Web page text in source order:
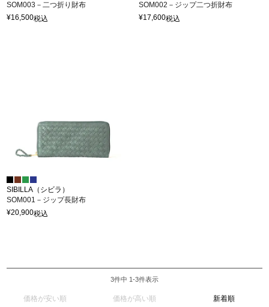
SOM003－二つ折り財布
¥16,500税込
SOM002－ジップ二つ折財布
¥17,600税込
SIBILLA（シビラ）
SOM001－ジップ長財布
¥20,900税込
価格が安い順 価格が高い順 新着順
3件中 1-3件表示